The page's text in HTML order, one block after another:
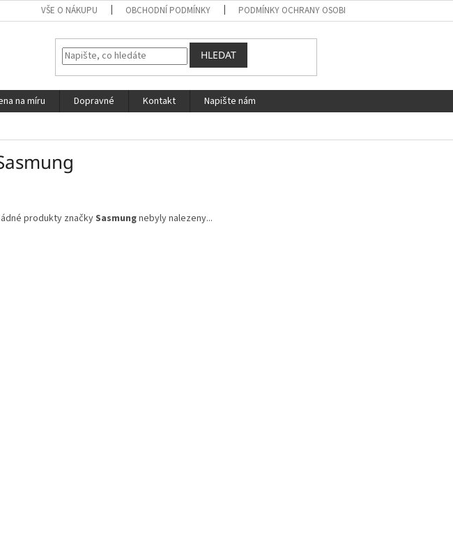
VŠE O NÁKUPU OBCHODNÍ PODMÍNKY PODMÍNKY OCHRANY OSOBNÍCH ÚDAJŮ
HLEDAT
na míru Dopravné Kontakt
Napište nám
produkty značkySasmungnebyly nalezeny...